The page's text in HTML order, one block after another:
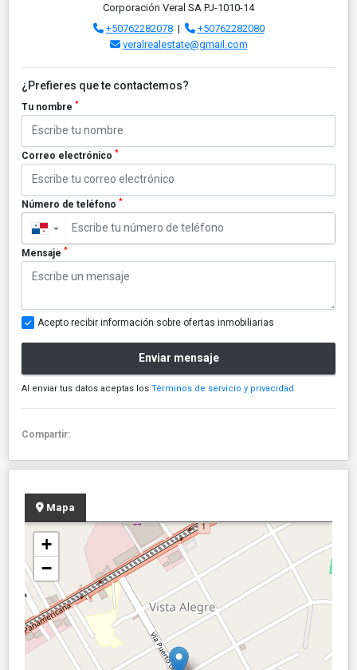
Corporación Veral SA PJ-1010-14
+50762282078|
+50762282080
veralrealestate@gmail.com
¿Prefieres que te contactemos?
Tu nombre *
Correo electrónico *
Número de teléfono *
▼
Mensaje *
Acepto recibir información sobre ofertas inmobiliarias
Enviar mensaje
Al enviar tus datos aceptas los Términos de servicio y privacidad
Compartir:
Mapa
+
−